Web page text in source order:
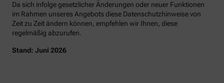
Da sich infolge gesetzlicher Änderungen oder neuer Funktionen
im Rahmen unseres Angebots diese Datenschutzhinweise von
Zeit zu Zeit ändern können, empfehlen wir Ihnen, diese
regelmäßig abzurufen.
Stand: Juni 2026